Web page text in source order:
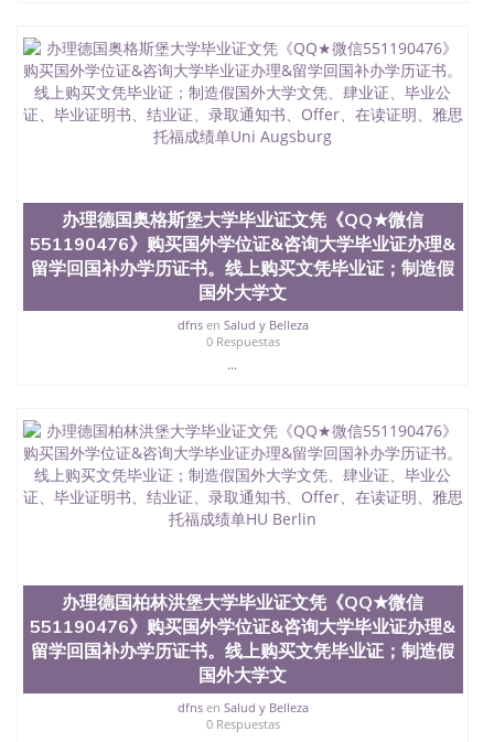
学座落于硅谷(Silicon Valley), 于附近的旧金山-圣何塞
地区为全美的重要科技中心。约有学生三万人，超过
134种学士学科和65个硕士学科，并有来自世界60余
国的学生来此就读。其有名的科系如计算机科学，电
子工程学，工商管理学，艺术设计，和航空学等，深
受性肯定及好评；而各种大学部和研究所的商学课程
定金下单； 3、公司确认到账转制作点做电子图；
4、电子图做好发给客户确认； 5、电子图确认好转成
品部做成品； 6、成品做好拍照或者视频确认再付余
款； 7、快递给客户（国内顺丰，国外DHL）。 三、
真实网上可查的证明材料 1、教育部学历学位认证，
留服真实存档可查，存档。 2、留学回国人员证明
（使馆认证），使馆网站真实存档可查。 3、留信网
与人类发展学院、信息工程与科学学院、人文学院、
护理学院、科学学院等。学校的教育学院排名在全美
前十名，工学院排名在前十五名，且继续攀升中。纽
约大学为学生们提供本科、硕士及博士学位。学校的
专业课程包括：会计学、MBA、财务、教育、建筑工
程、经济、医学、护理、文学、音乐、生物学、统计
理、材料科学、机械工程、航天工程、土木工程、数
学、化学、英语、社会科学、心理学、戏剧、市场营
销、机械工程、计算机科学、物理学、人工智能、商
科、金融专业 1、客户提供相关材料，确定客户办理
信息，给出操作方案； 2、补充毕业证成绩单等相关
材料； 3、留服注册申请账号，付定金； 4、预约递
交时间，公司人员陪同客户本人一起去留服递交材
料； 5、等待结果，完成结果书留服直接邮寄给客户
办理德国奥格斯堡大学毕业证文凭《QQ★微信
551190476》购买国外学位证&咨询大学毕业证办理&
留学回国补办学历证书。线上购买文凭毕业证；制造假
国外大学文
dfnsen Salud y Belleza
0 Respuestas
...
办理德国柏林洪堡大学毕业证文凭《QQ★微信
551190476》购买国外学位证&咨询大学毕业证办理&
留学回国补办学历证书。线上购买文凭毕业证；制造假
国外大学文
dfnsen Salud y Belleza
0 Respuestas